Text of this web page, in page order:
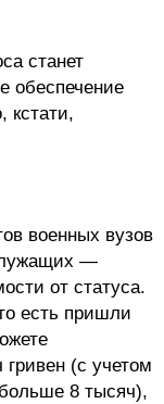
станет
обеспечение
кстати,
военных вузов
—
от статуса.
есть пришли
(с учетом
8 тысяч),